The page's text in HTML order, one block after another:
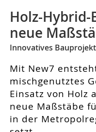
Holz-
neue
Innovatives
Mit New7
mischgenutztes
Einsatz von Holz
neue Maßstäbe
in der